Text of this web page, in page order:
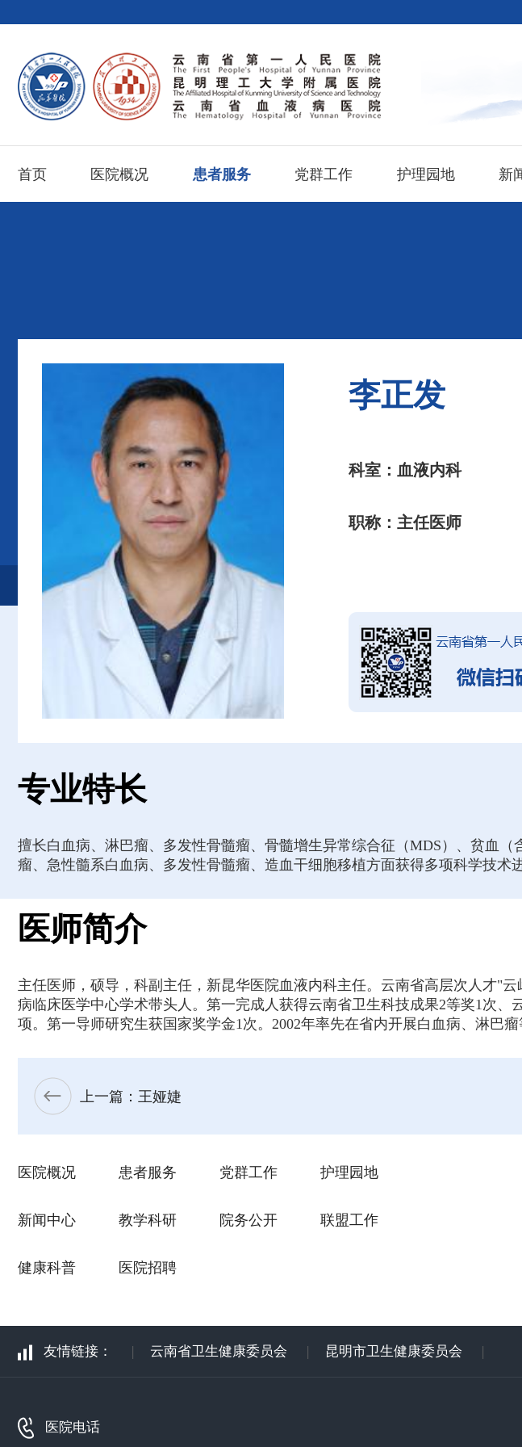
首页 医院概况 患者服务 党群工作 护理园地 新
患者服务 就诊服务 专家介绍 血液内科
李正发
科室：血液内科
职称：主任医师
专业特长
擅长白血病、淋巴瘤、多发性骨髓瘤、骨髓增生异常综合征（MDS）、贫血
瘤、急性髓系白血病、多发性骨髓瘤、造血干细胞移植方面获得多项科学技术
医师简介
主任医师，硕导，科副主任，新昆华医院血液内科主任。云南省高层次人才"
病临床医学中心学术带头人。第一完成人获得云南省卫生科技成果2等奖1次
项。第一导师研究生获国家奖学金1次。2002年率先在省内开展白血病、淋巴
上一篇：王娅婕
医院概况 患者服务 党群工作 护理园地
新闻中心 教学科研 院务公开 联盟工作
健康科普 医院招聘
友情链接： | 云南省卫生健康委员会 | 昆明市卫生健康委员会 |
医院电话